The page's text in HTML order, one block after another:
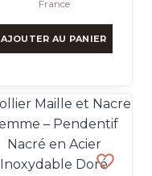
France
AJOUTER AU PANIER